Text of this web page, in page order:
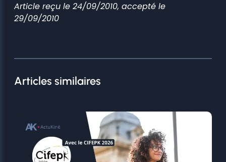
Article reçu le 24/09/2010, accepté le
29/09/2010
Articles similaires